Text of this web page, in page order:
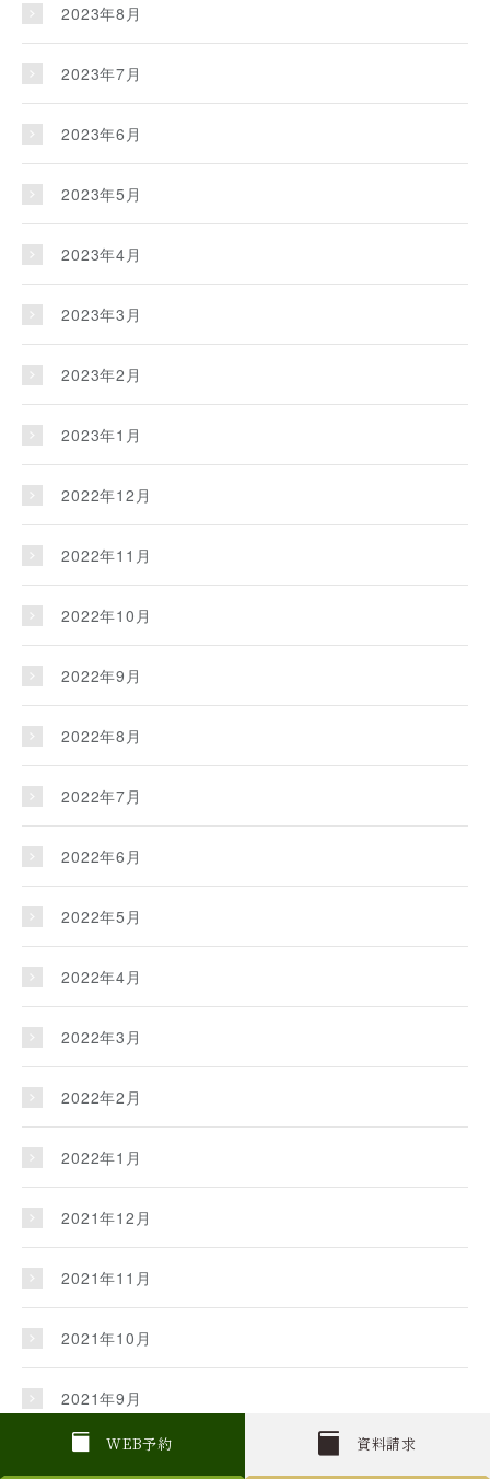
W EB予約 資料請求
2023年8月
2023年7月
2023年6月
2023年5月
2023年4月
2023年3月
2023年2月
2023年1月
2022年12月
2022年11月
2022年10月
2022年9月
2022年8月
2022年7月
2022年6月
2022年5月
2022年4月
2022年3月
2022年2月
2022年1月
2021年12月
2021年11月
2021年10月
2021年9月
2021年8月